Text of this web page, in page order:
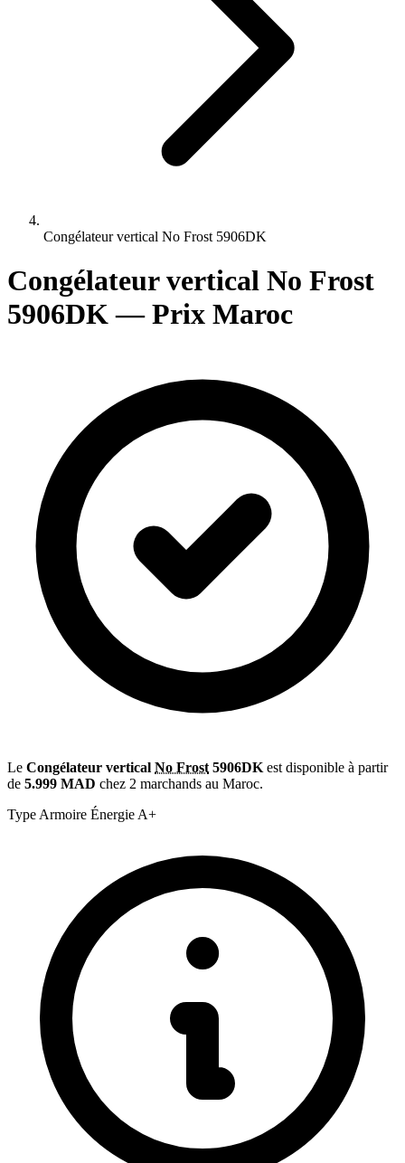
Congélateur vertical No Frost 5906DK
Congélateur vertical No Frost
5906DK — Prix Maroc
Le Congélateur vertical No Frost 5906DK est disponible à partir
de 5.999 MAD chez 2 marchands au Maroc.
Type Armoire Énergie A+